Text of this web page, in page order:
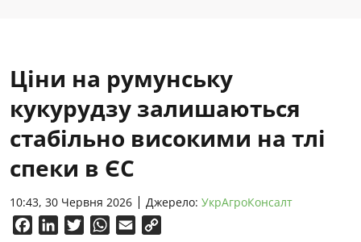
Ціни на румунську
кукурудзу залишаються
стабільно високими на тлі
спеки в ЄС
10:43, 30 Червня 2026 Джерело: УкрАгроКонсалт
FacebookLinkedInTwitterWhatsApp
Email